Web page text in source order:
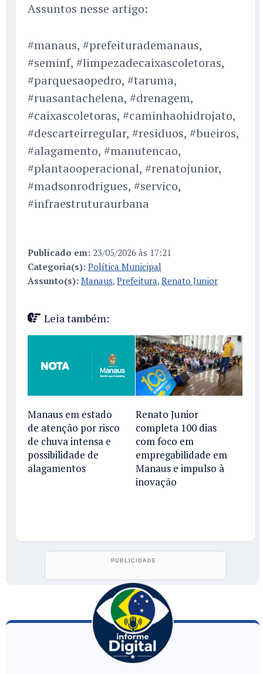
Assuntos nesse artigo:
#manaus, #prefeiturademanaus,
#seminf, #limpezadecaixascoletoras,
#parquesaopedro, #taruma,
#ruasantachelena, #drenagem,
#caixascoletoras, #caminhaohidrojato,
#descarteirregular, #residuos, #bueiros,
#alagamento, #manutencao,
#plantaooperacional, #renatojunior,
#madsonrodrigues, #servico,
#infraestruturaurbana
Publicado em: 23/05/2026 às 17:21
Categoria(s): Política Municipal
Assunto(s): Manaus, Prefeitura, Renato Junior
Leia também:
Manaus em estado
de atenção por risco
de chuva intensa e
possibilidade de
alagamentos
Renato Junior
completa 100 dias
com foco em
empregabilidade em
Manaus e impulso à
inovação